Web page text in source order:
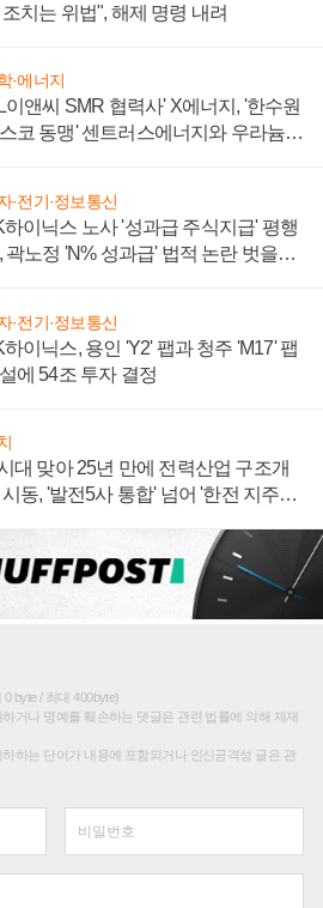
치는 위법", 해제 명령 내려
·에너지
이앤씨 SMR 협력사' X에너지, '한수원
코 동맹' 센트러스에너지와 우라늄
·전기·정보통신
하이닉스 노사 '성과급 주식지급' 평행
곽노정 'N% 성과급' 법적 논란 벗을지
·전기·정보통신
하이닉스, 용인 'Y2' 팹과 청주 'M17' 팹
에 54조 투자 결정
대 맞아 25년 만에 전력산업 구조개
동, '발전5사 통합' 넘어 '한전 지주사'
byte / 최대 400byte)
거나 명예를 훼손하는 댓글은 관련 법률에 의해 제재
하는 단어가 내용에 포함되거나 인신공격성 글은 관